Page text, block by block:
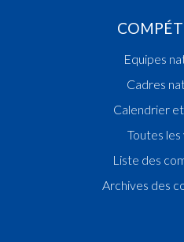
Equipes
Cadres
Calendrier
Toutes
Liste des
Archives des